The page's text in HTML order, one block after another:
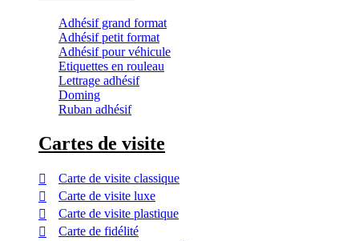
Adhésif grand format
Adhésif petit format
Adhésif pour véhicule
Etiquettes en rouleau
Lettrage adhésif
Doming
Ruban adhésif
Cartes de visite
Carte de visite classique
Carte de visite luxe
Carte de visite plastique
Carte de fidélité